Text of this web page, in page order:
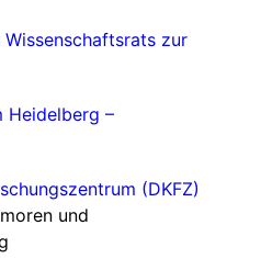
zur
Heidelberg –
(DKFZ)
und